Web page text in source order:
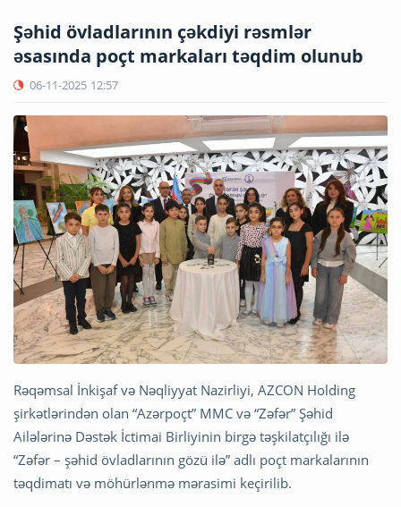
Şəhid övladlarının çəkdiyi rəsmlər
əsasında poçt markaları təqdim olunub
06-11-2025 12:57
Rəqəmsal İnkişaf və Nəqliyyat Nazirliyi, AZCON Holding
şirkətlərindən olan “Azərpoçt” MMC və “Zəfər” Şəhid
Ailələrinə Dəstək İctimai Birliyinin birgə təşkilatçılığı ilə
“Zəfər – şəhid övladlarının gözü ilə” adlı poçt markalarının
təqdimatı və möhürlənmə mərasimi keçirilib.